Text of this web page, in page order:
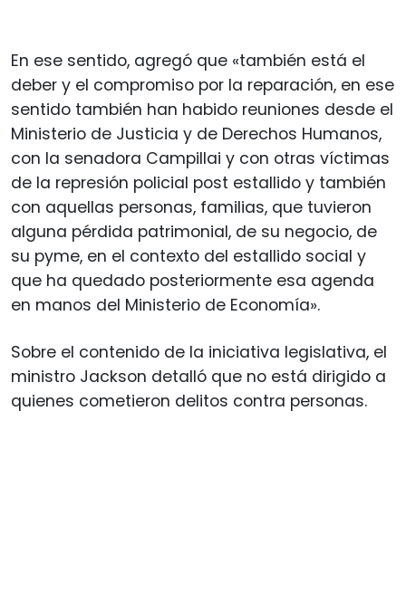
En ese sentido, agregó que «también está el
deber y el compromiso por la reparación, en ese
sentido también han habido reuniones desde el
Ministerio de Justicia y de Derechos Humanos,
con la senadora Campillai y con otras víctimas
de la represión policial post estallido y también
con aquellas personas, familias, que tuvieron
alguna pérdida patrimonial, de su negocio, de
su pyme, en el contexto del estallido social y
que ha quedado posteriormente esa agenda
en manos del Ministerio de Economía».
Sobre el contenido de la iniciativa legislativa, el
ministro Jackson detalló que no está dirigido a
quienes cometieron delitos contra personas.